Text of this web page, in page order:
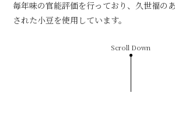
毎年味の官能評価を行っており、久世福の
された小豆を使用しています。
Scroll Down